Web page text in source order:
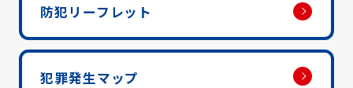
防犯リーフレット
犯罪発生マップ